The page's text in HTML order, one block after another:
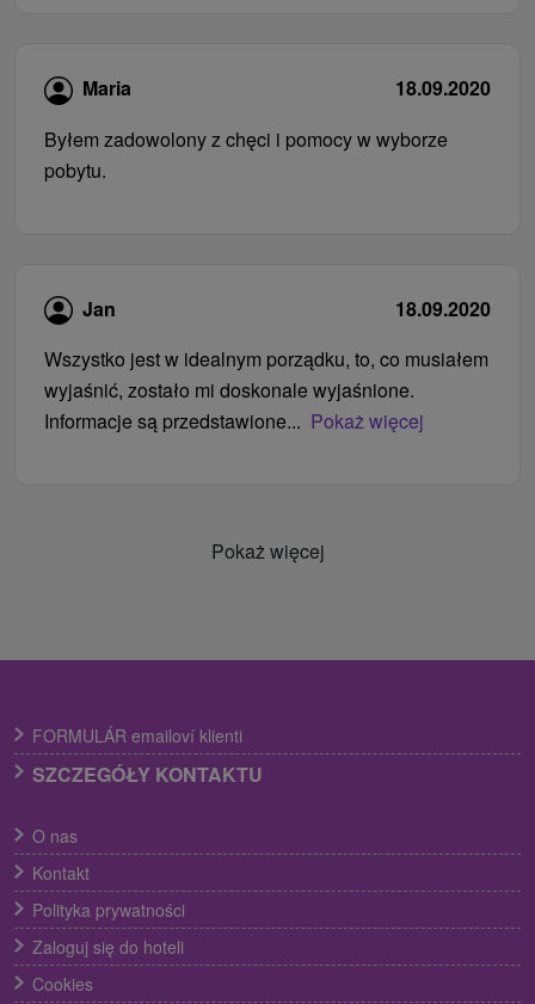
Maria
18.09.2020
Byłem zadowolony z chęci i pomocy w wyborze
pobytu.
Jan
18.09.2020
Wszystko jest w idealnym porządku, to, co musiałem
wyjaśnić, zostało mi doskonale wyjaśnione.
Informacje są przedstawione... Pokaż więcej
Pokaż więcej
FORMULÁR emailoví klienti
SZCZEGÓŁY KONTAKTU
O nas
Kontakt
Polityka prywatności
Zaloguj się do hoteli
Cookies